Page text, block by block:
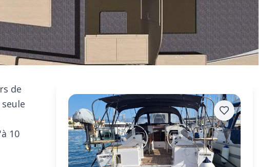
de
10